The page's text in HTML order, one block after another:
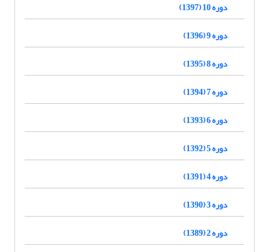
دوره 10 (1397)
دوره 9 (1396)
دوره 8 (1395)
دوره 7 (1394)
دوره 6 (1393)
دوره 5 (1392)
دوره 4 (1391)
دوره 3 (1390)
دوره 2 (1389)